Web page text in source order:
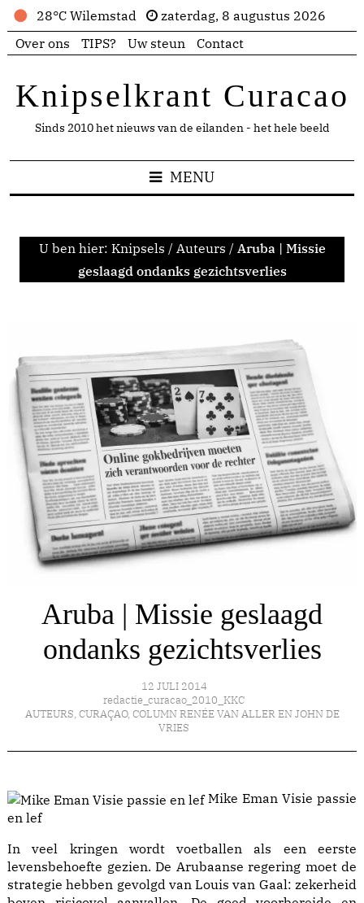
28°C Wilemstad
zaterdag, 8 augustus 2026
Over ons
TIPS? Uw steun Contact
Knipselkrant Curacao
Sinds 2010 het nieuws van de eilanden - het hele beeld
MENU
U ben hier: Knipsels / Auteurs / Aruba | Missie
geslaagd ondanks gezichtsverlies
Aruba | Missie geslaagd
ondanks gezichtsverlies
12 JULI 2014
redactie_curacao_2010_KKC
AUTEURS, CURAÇAO, COLUMN RENÉE VAN ALLER EN JOHN DE
VRIES
Mike Eman Visie passie
en lef
In veel kringen wordt voetballen als een eerste
levensbehoefte gezien. De Arubaanse regering moet de
strategie hebben gevolgd van Louis van Gaal: zekerheid